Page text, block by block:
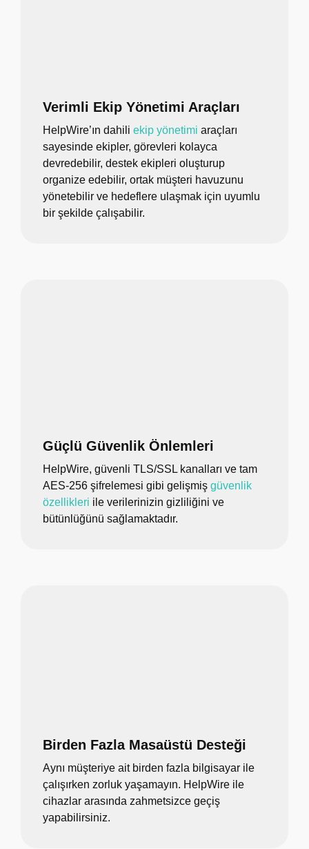
Verimli Ekip Yönetimi Araçları
HelpWire’ın dahili ekip yönetimi araçları
sayesinde ekipler, görevleri kolayca
devredebilir, destek ekipleri oluşturup
organize edebilir, ortak müşteri havuzunu
yönetebilir ve hedeflere ulaşmak için uyumlu
bir şekilde çalışabilir.
Güçlü Güvenlik Önlemleri
HelpWire, güvenli TLS/SSL kanalları ve tam
AES-256 şifrelemesi gibi gelişmiş güvenlik
özellikleri ile verilerinizin gizliliğini ve
bütünlüğünü sağlamaktadır.
Birden Fazla Masaüstü Desteği
Aynı müşteriye ait birden fazla bilgisayar ile
çalışırken zorluk yaşamayın. HelpWire ile
cihazlar arasında zahmetsizce geçiş
yapabilirsiniz.